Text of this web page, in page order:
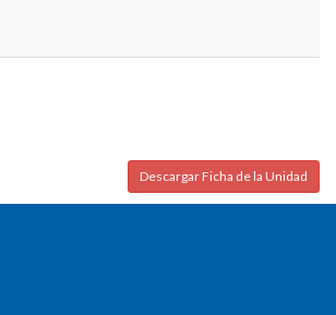
Descargar Ficha de la Unidad